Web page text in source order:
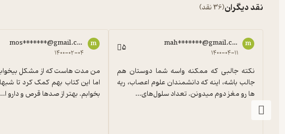
نقد دیگران(36 نقد)
m
mah*******@gmail.com
۱۴۰۰-۰۴-۱۱ 5
ها رو مغز دوم میدونن. تعداد سلول‌های...
m
mos*******@gmail.com
۱۴۰۰-۰۲-۰۴
بخوابم. بهتر از صدها قرص و دارو ا...